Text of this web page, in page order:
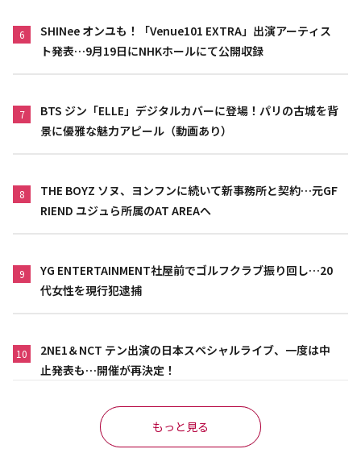
6
SHINee オンユも！「Venue101 EXTRA」出演アーティス
ト発表…9月19日にNHKホールにて公開収録
7
BTS ジン「ELLE」デジタルカバーに登場！パリの古城を背
景に優雅な魅力アピール（動画あり）
8
THE BOYZ ソヌ、ヨンフンに続いて新事務所と契約…元GF
RIEND ユジュら所属のAT AREAへ
9
YG ENTERTAINMENT社屋前でゴルフクラブ振り回し…20
代女性を現行犯逮捕
10
2NE1＆NCT テン出演の日本スペシャルライブ、一度は中
止発表も…開催が再決定！
もっと見る